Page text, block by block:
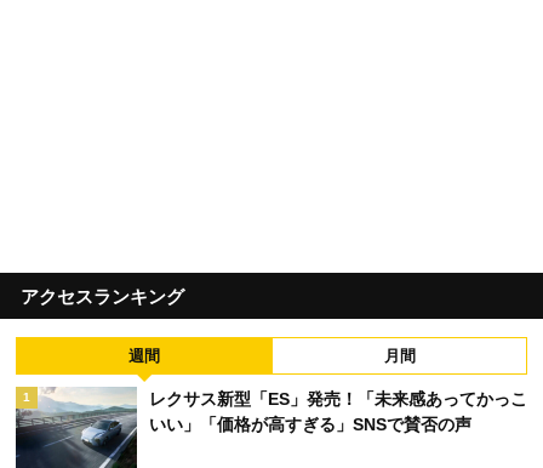
アクセスランキング
週間 月間
1
レクサス新型「ES」発売！「未来感あってかっこ
いい」「価格が高すぎる」SNSで賛否の声